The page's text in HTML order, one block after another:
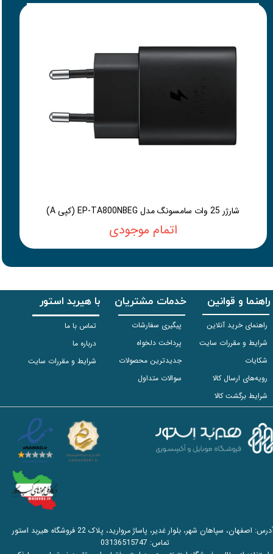
شارژر 25 وات سامسونگ مدل EP-TA800NBEG (کپی A)
اتمام موجودی
راهنما و قوانین
راهنمای خرید آنلاین
شرایط و مقررات سایت
شکایات
رویه‌های ارسال کالا
شرایط برگشت کالا
خدمات مشتریان
پیگیری سفارشات
پرداخت دلخواه
جدیدترین محصولات
سوالات متداول
با هیربد استور
تماس با ما
درباره ما
شرایط و مقررات سایت
آدرس: اصفهان، سپاهان شهر، بلوار غدیر، پاساژ مروارید، پلاک 22 فروشگاه هیربد استور
تماس: 03136515747